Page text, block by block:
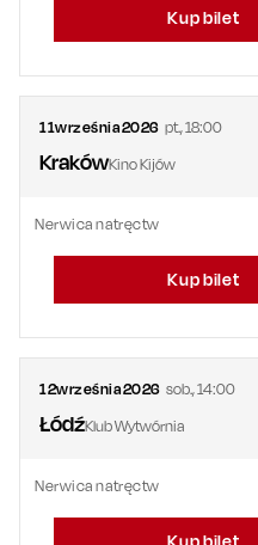
Kup bilet
11września2026 pt.,18:00
KrakówKino Kijów
Nerwica natręctw
Kup bilet
12września2026 sob.,14:00
ŁódźKlub Wytwórnia
Nerwica natręctw